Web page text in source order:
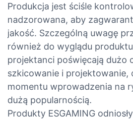
Produkcja jest ściśle
nadzorowana, aby
jakość. Szczególną uwagę
również do wyglądu
projektanci poświęcają dużo
szkicowanie i projektowanie,
momentu wprowadzenia na
dużą popularnością.
Produkty ESGAMING